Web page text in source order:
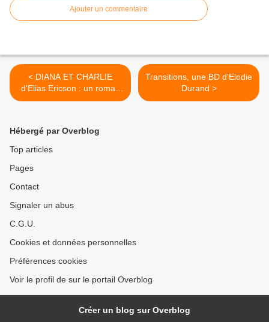
Ajouter un commentaire
< DIANA ET CHARLIE
d'Elias Ericson : un roman
graphique bouleversant
Transitions, une BD d'Elodie
Durand >
Hébergé par Overblog
Top articles
Pages
Contact
Signaler un abus
C.G.U.
Cookies et données personnelles
Préférences cookies
Voir le profil de sur le portail Overblog
Créer un blog sur Overblog